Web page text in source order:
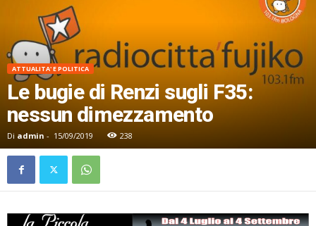
ATTUALITA' E POLITICA
Le bugie di Renzi sugli F35:
nessun dimezzamento
Di admin - 15/09/2019 238